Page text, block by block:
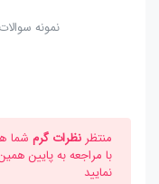
نمونه
منتظر نظرات گرم شما
با مراجعه به پایین
نمایید